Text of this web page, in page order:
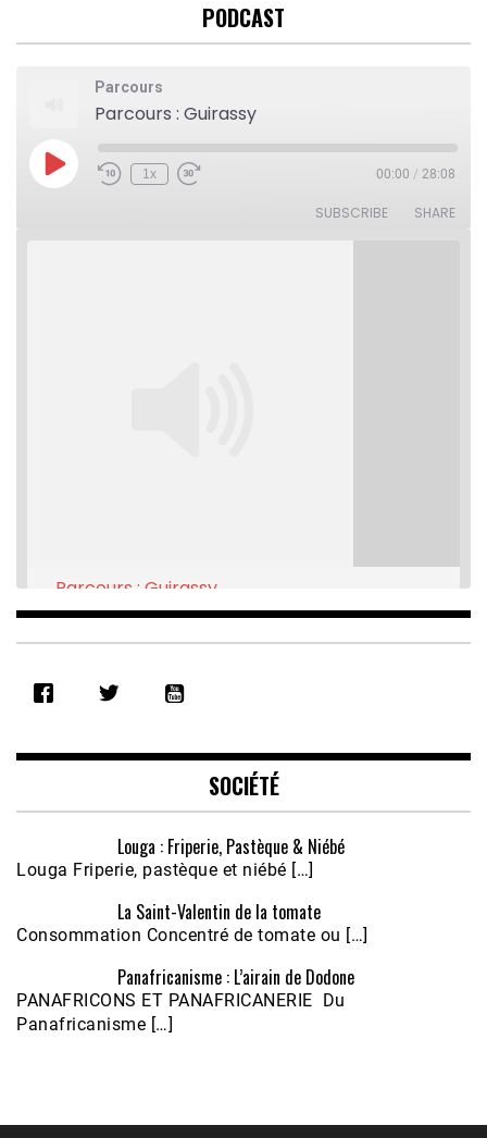
PODCAST
Parcours
Parcours : Guirassy
Play
Episode
Rewind
1x
Fast
00:00 / 28:08
SUBSCRIBE SHARE
RSS FEED
EMBED
Parcours : Guirassy
Feb 16, 2021 • 28:08
Écoutez le parcours de Claudiane Kapia
Nobana (Podologue)
Feb 24, 2021 • 28mn
SOCIÉTÉ
Louga : Friperie, Pastèque & Niébé
Louga Friperie, pastèque et niébé […]
La Saint-Valentin de la tomate
Consommation Concentré de tomate ou […]
Panafricanisme : L’airain de Dodone
PANAFRICONS ET PANAFRICANERIE Du
Panafricanisme […]